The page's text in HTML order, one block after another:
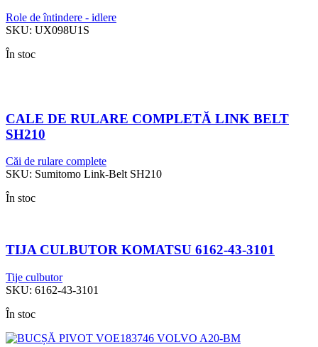
Role de întindere - idlere
SKU: UX098U1S
În stoc
CALE DE RULARE COMPLETĂ LINK BELT
SH210
Căi de rulare complete
SKU: Sumitomo Link-Belt SH210
În stoc
TIJA CULBUTOR KOMATSU 6162-43-3101
Tije culbutor
SKU: 6162-43-3101
În stoc